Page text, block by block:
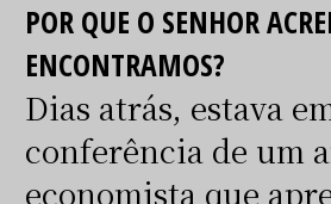
POR QUE O SENHOR
ENCONTRAMOS?
Dias atrás, estava
conferência de um
economista que